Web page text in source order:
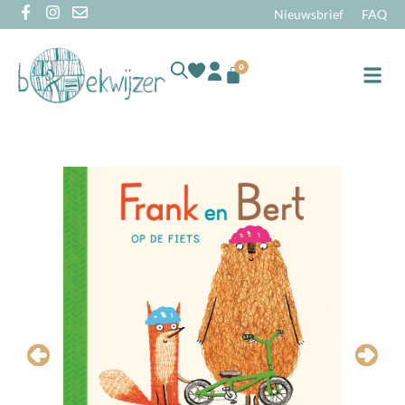
Nieuwsbrief FAQ
0